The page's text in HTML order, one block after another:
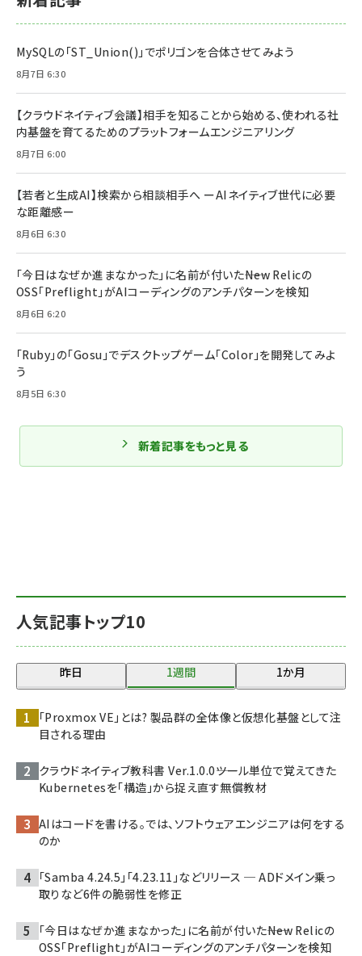
人気記事トップ10
昨日 1週間 1か月
「Proxmox VE」とは? 製品群の全体像と仮想化基盤として注
目される理由
クラウドネイティブ教科書 Ver.1.0.0――ツール単位で覚えてきた
Kubernetesを「構造」から捉え直す無償教材
AIはコードを書ける。では、ソフトウェアエンジニアは何をする
のか
「Samba 4.24.5」「4.23.11」などリリース ─ ADドメイン乗っ
取りなど6件の脆弱性を修正
「今日はなぜか進まなかった」に名前が付いた――New Relicの
OSS「Preflight」がAIコーディングのアンチパターンを検知
MySQLの「ST_Union()」でポリゴンを合体させてみよう
8月7日 6:30
【クラウドネイティブ会議】相手を知ることから始める、使われる社
内基盤を育てるためのプラットフォームエンジニアリング
8月7日 6:00
【若者と生成AI】検索から相談相手へ ーAIネイティブ世代に必要
な距離感ー
8月6日 6:30
「今日はなぜか進まなかった」に名前が付いた――New Relicの
OSS「Preflight」がAIコーディングのアンチパターンを検知
8月6日 6:20
「Ruby」の「Gosu」でデスクトップゲーム「Color」を開発してみよ
う
8月5日 6:30
新着記事をもっと見る